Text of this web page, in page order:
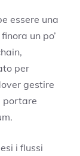
essere una
un po’
per
gestire
portare
i flussi